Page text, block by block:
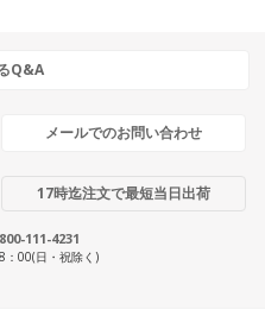
Q&A
メールでのお問い合わせ
17時迄注文で最短当日出荷
111-4231
：00(日・祝除く)